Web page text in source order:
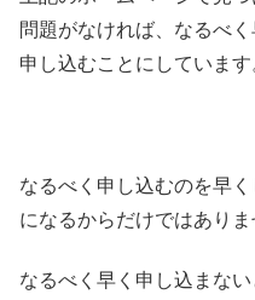
問題がなければ、なるべく
申し込むことにしています
なるべく申し込むのを早
になるからだけではありま
なるべく早く申し込まない